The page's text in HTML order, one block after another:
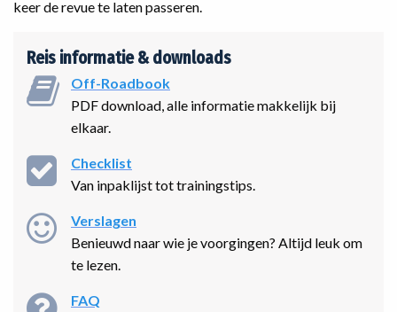
keer de revue te laten passeren.
Reis informatie & downloads
Off-Roadbook
PDF download, alle informatie makkelijk bij
elkaar.
Checklist
Van inpaklijst tot trainingstips.
Verslagen
Benieuwd naar wie je voorgingen? Altijd leuk om
te lezen.
FAQ